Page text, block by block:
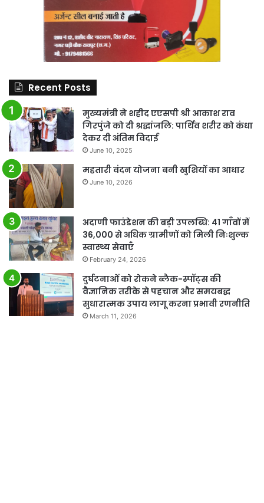
Recent Posts
मुख्यमंत्री ने शहीद एएसपी श्री आकाश राव
गिरपुंजे को दी श्रद्धांजलि: पार्थिव शरीर को कंधा
देकर दी अंतिम विदाई
June 10, 2025
महतारी वंदन योजना बनी खुशियों का आधार
June 10, 2026
अदाणी फाउंडेशन की बड़ी उपलब्धि: 41 गाँवों में
36,000 से अधिक ग्रामीणों को मिली निःशुल्क
स्वास्थ्य सेवाएँ
February 24, 2026
दुर्घटनाओं को रोकने ब्लैक-स्पॉट्स की
वैज्ञानिक तरीके से पहचान और समयबद्ध
सुधारात्मक उपाय लागू करना प्रभावी रणनीति
March 11, 2026